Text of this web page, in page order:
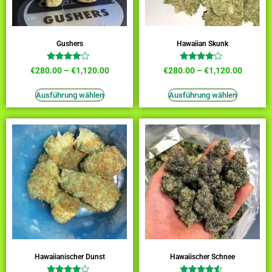
Gushers
Bewertet
mit
von 5
€280.00–€1,120.00
Ausführung wählen
Hawaiian Skunk
Bewertet
mit
von 5
€280.00–€1,120.00
Ausführung wählen
Hawaiianischer Dunst Hawaiischer Schnee